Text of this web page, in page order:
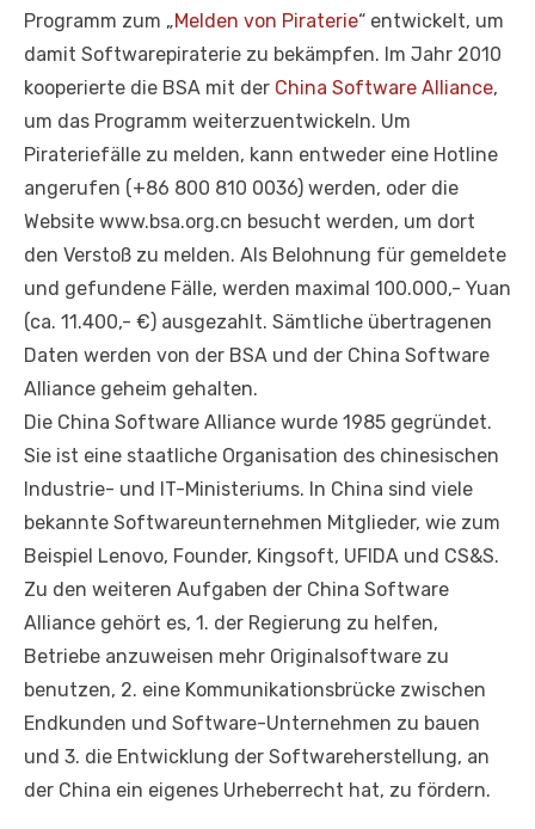
Programm zum „Melden von Piraterie“ entwickelt, um
damit Softwarepiraterie zu bekämpfen. Im Jahr 2010
kooperierte die BSA mit der China Software Alliance,
um das Programm weiterzuentwickeln. Um
Pirateriefälle zu melden, kann entweder eine Hotline
angerufen (+86 800 810 0036) werden, oder die
Website www.bsa.org.cn besucht werden, um dort
den Verstoß zu melden. Als Belohnung für gemeldete
und gefundene Fälle, werden maximal 100.000,- Yuan
(ca. 11.400,- €) ausgezahlt. Sämtliche übertragenen
Daten werden von der BSA und der China Software
Alliance geheim gehalten.
Die China Software Alliance wurde 1985 gegründet.
Sie ist eine staatliche Organisation des chinesischen
Industrie- und IT-Ministeriums. In China sind viele
bekannte Softwareunternehmen Mitglieder, wie zum
Beispiel Lenovo, Founder, Kingsoft, UFIDA und CS&S.
Zu den weiteren Aufgaben der China Software
Alliance gehört es, 1. der Regierung zu helfen,
Betriebe anzuweisen mehr Originalsoftware zu
benutzen, 2. eine Kommunikationsbrücke zwischen
Endkunden und Software-Unternehmen zu bauen
und 3. die Entwicklung der Softwareherstellung, an
der China ein eigenes Urheberrecht hat, zu fördern.